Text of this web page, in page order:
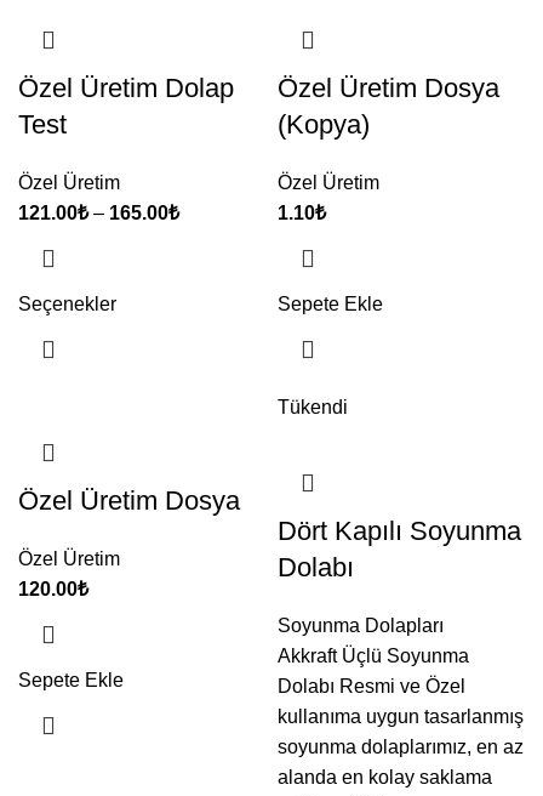
Özel Üretim Dolap
Test
Özel Üretim
121.00₺ – 165.00₺
Seçenekler
Özel Üretim Dosya
(Kopya)
Özel Üretim
1.10₺
Sepete Ekle
Özel Üretim Dosya
Özel Üretim
120.00₺
Sepete Ekle
Tükendi
Dört Kapılı Soyunma
Dolabı
Soyunma Dolapları
Akkraft Üçlü Soyunma
Dolabı Resmi ve Özel
kullanıma uygun tasarlanmış
soyunma dolaplarımız, en az
alanda en kolay saklama